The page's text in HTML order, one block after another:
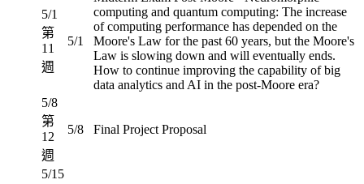
5/1
第
11
週
5/1
computing and quantum computing: The increase
of computing performance has depended on the
Moore's Law for the past 60 years, but the Moore's
Law is slowing down and will eventually ends.
How to continue improving the capability of big
data analytics and AI in the post-Moore era?
5/8
第
12
週
5/8 Final Project Proposal
5/15